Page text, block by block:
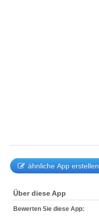
ähnliche App erstellen
Über diese App
Bewerten Sie diese App: